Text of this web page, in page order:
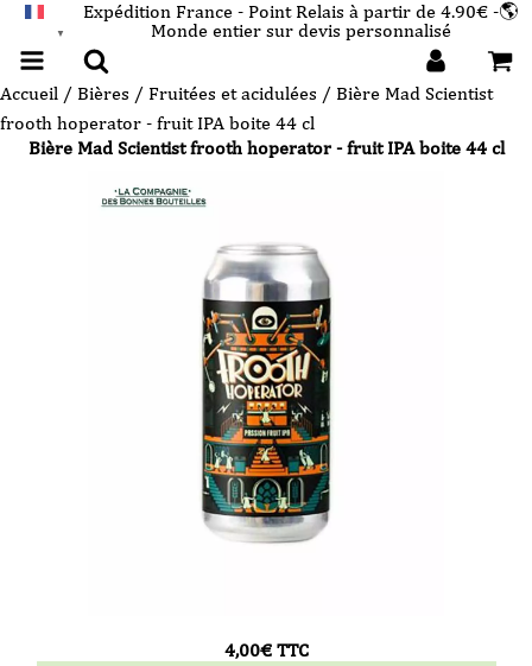
▼
Expédition France - Point Relais à partir de 4.90€ -🌎
Monde entier sur devis personnalisé
Accueil / Bières / Fruitées et acidulées / Bière Mad Scientist
frooth hoperator - fruit IPA boite 44 cl
Bière Mad Scientist frooth hoperator - fruit IPA boite 44 cl
4,00€TTC